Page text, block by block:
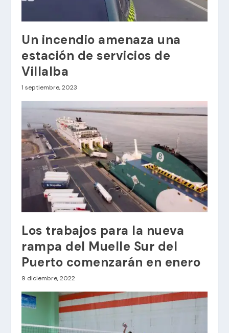
Un incendio amenaza una
estación de servicios de
Villalba
1 septiembre, 2023
Los trabajos para la nueva
rampa del Muelle Sur del
Puerto comenzarán en enero
9 diciembre, 2022